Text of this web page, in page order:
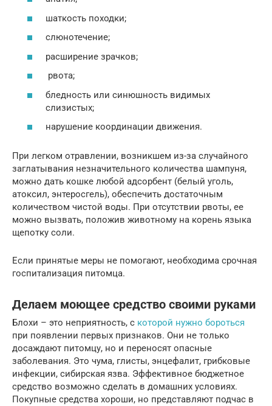
шаткость походки;
слюнотечение;
расширение зрачков;
рвота;
бледность или синюшность видимых
слизистых;
нарушение координации движения.
При легком отравлении, возникшем из-за случайного
заглатывания незначительного количества шампуня,
можно дать кошке любой адсорбент (белый уголь,
атоксил, энтеросгель), обеспечить достаточным
количеством чистой воды. При отсутствии рвоты, ее
можно вызвать, положив животному на корень языка
щепотку соли.
Если принятые меры не помогают, необходима срочная
госпитализация питомца.
Делаем моющее средство своими руками
Блохи – это неприятность, с которой нужно бороться
при появлении первых признаков. Они не только
досаждают питомцу, но и переносят опасные
заболевания. Это чума, глисты, энцефалит, грибковые
инфекции, сибирская язва. Эффективное бюджетное
средство возможно сделать в домашних условиях.
Покупные средства хороши, но представляют подчас в